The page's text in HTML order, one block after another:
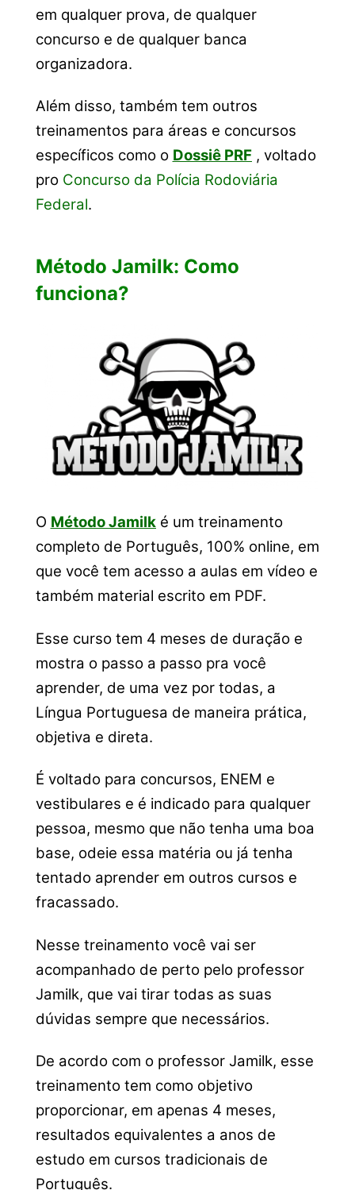
em qualquer prova, de qualquer
concurso e de qualquer banca
organizadora.
Além disso, também tem outros
treinamentos para áreas e concursos
específicos como o Dossiê PRF, voltado
pro Concurso da Polícia Rodoviária
Federal.
Método Jamilk: Como
funciona?
O Método Jamilké um treinamento
completo de Português, 100% online, em
que você tem acesso a aulas em vídeo e
também material escrito em PDF.
Esse curso tem 4 meses de duração e
mostra o passo a passo pra você
aprender, de uma vez por todas, a
Língua Portuguesa de maneira prática,
objetiva e direta.
É voltado para concursos, ENEM e
vestibulares e é indicado para qualquer
pessoa, mesmo que não tenha uma boa
base, odeie essa matéria ou já tenha
tentado aprender em outros cursos e
fracassado.
Nesse treinamento você vai ser
acompanhado de perto pelo professor
Jamilk, que vai tirar todas as suas
dúvidas sempre que necessários.
De acordo com o professor Jamilk, esse
treinamento tem como objetivo
proporcionar, em apenas 4 meses,
resultados equivalentes a anos de
estudo em cursos tradicionais de
Português.